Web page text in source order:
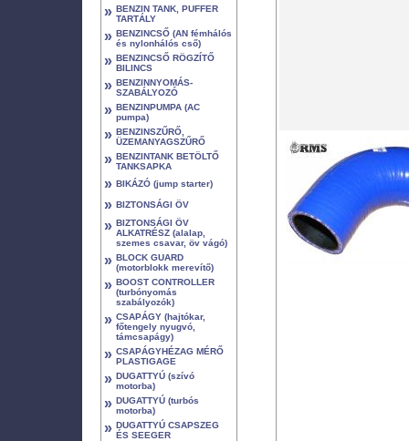
» BENZIN TANK, PUFFER
TARTÁLY
» BENZINCSŐ (AN fémhálós
és nylonhálós cső)
» BENZINCSŐ RÖGZÍTŐ
BILINCS
» BENZINNYOMÁS-
SZABÁLYOZÓ
» BENZINPUMPA (AC
pumpa)
» BENZINSZŰRŐ,
ÜZEMANYAGSZŰRŐ
» BENZINTANK BETÖLTŐ
TANKSAPKA
» BIKÁZÓ (jump starter)
» BIZTONSÁGI ÖV
» BIZTONSÁGI ÖV
ALKATRÉSZ (alalap,
szemes csavar, öv vágó)
» BLOCK GUARD
(motorblokk merevítő)
» BOOST CONTROLLER
(turbónyomás
szabályozók)
» CSAPÁGY (hajtókar,
főtengely nyugvó,
támcsapágy)
» CSAPÁGYHÉZAG MÉRŐ
PLASTIGAGE
» DUGATTYÚ (szívó
motorba)
» DUGATTYÚ (turbós
motorba)
» DUGATTYÚ CSAPSZEG
ÉS SEEGER